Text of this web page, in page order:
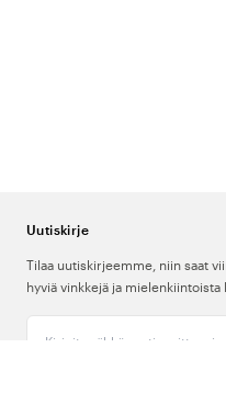
Uutiskirje
Tilaa uutiskirjeemme, niin saat
hyviä vinkkejä ja mielenkiintoista